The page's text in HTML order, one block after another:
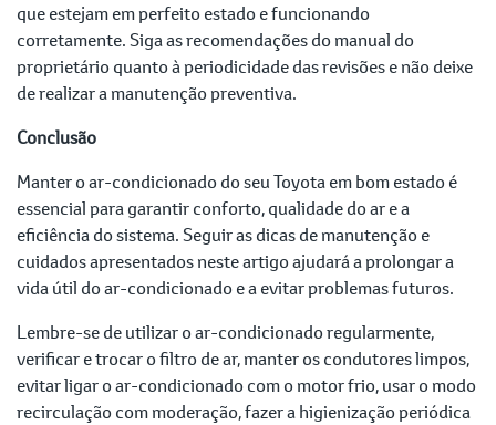
que estejam em perfeito estado e funcionando
corretamente. Siga as recomendações do manual do
proprietário quanto à periodicidade das revisões e não deixe
de realizar a manutenção preventiva.
Conclusão
Manter o ar-condicionado do seu Toyota em bom estado é
essencial para garantir conforto, qualidade do ar e a
eficiência do sistema. Seguir as dicas de manutenção e
cuidados apresentados neste artigo ajudará a prolongar a
vida útil do ar-condicionado e a evitar problemas futuros.
Lembre-se de utilizar o ar-condicionado regularmente,
verificar e trocar o filtro de ar, manter os condutores limpos,
evitar ligar o ar-condicionado com o motor frio, usar o modo
recirculação com moderação, fazer a higienização periódica